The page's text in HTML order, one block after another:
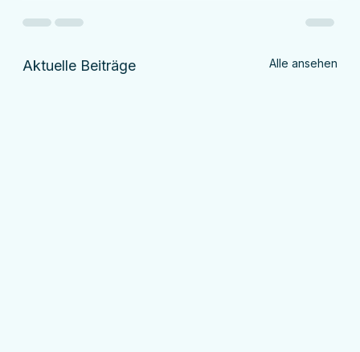
Aktuelle Beiträge Alle ansehen